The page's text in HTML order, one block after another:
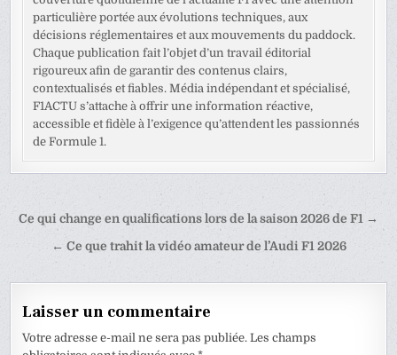
particulière portée aux évolutions techniques, aux
décisions réglementaires et aux mouvements du paddock.
Chaque publication fait l’objet d’un travail éditorial
rigoureux afin de garantir des contenus clairs,
contextualisés et fiables. Média indépendant et spécialisé,
F1ACTU s’attache à offrir une information réactive,
accessible et fidèle à l’exigence qu’attendent les passionnés
de Formule 1.
Navigation
Ce qui change en qualifications lors de la saison 2026 de F1 →
← Ce que trahit la vidéo amateur de l’Audi F1 2026
Laisser un commentaire
Votre adresse e-mail ne sera pas publiée. Les champs